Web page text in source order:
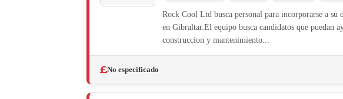
Rock Cool Ltd busca personal para incorporarse a
en Gibraltar.El equipo busca candidatos que puedan
construccion y mantenimiento...
No especificado